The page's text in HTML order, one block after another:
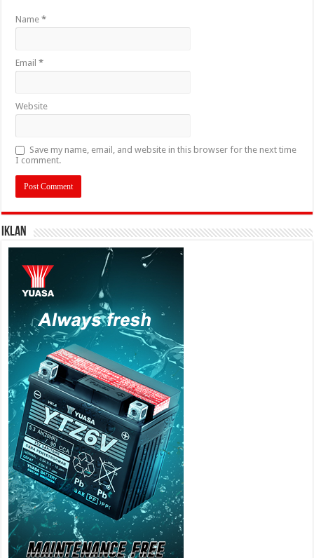
Name*
Email*
Website
Save my name, email, and website in this browser for the next time
I comment.
IKLAN